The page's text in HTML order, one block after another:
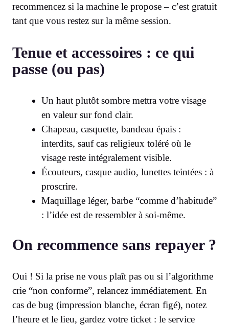
recommencez si la machine le propose – c’est gratuit
tant que vous restez sur la même session.
Tenue et accessoires : ce qui
passe (ou pas)
Un haut plutôt sombre mettra votre visage
en valeur sur fond clair.
Chapeau, casquette, bandeau épais :
interdits, sauf cas religieux toléré où le
visage reste intégralement visible.
Écouteurs, casque audio, lunettes teintées : à
proscrire.
Maquillage léger, barbe “comme d’habitude”
: l’idée est de ressembler à soi-même.
On recommence sans repayer ?
Oui ! Si la prise ne vous plaît pas ou si l’algorithme
crie “non conforme”, relancez immédiatement. En
cas de bug (impression blanche, écran figé), notez
l’heure et le lieu, gardez votre ticket : le service